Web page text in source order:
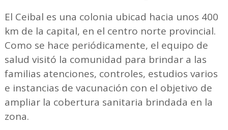
El Ceibal es una colonia ubicad hacia unos 400
km de la capital, en el centro norte provincial.
Como se hace periódicamente, el equipo de
salud visitó la comunidad para brindar a las
familias atenciones, controles, estudios varios
e instancias de vacunación con el objetivo de
ampliar la cobertura sanitaria brindada en la
zona.